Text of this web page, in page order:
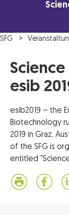
SFG
esib
esib2019 – the
Biotechnology
2019 in Graz,
of the SFG is
entitled